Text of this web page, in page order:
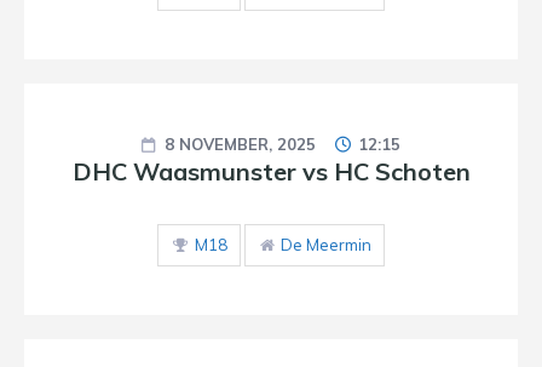
8 NOVEMBER, 2025 12:15
DHC Waasmunster vs HC Schoten
M18 De Meermin